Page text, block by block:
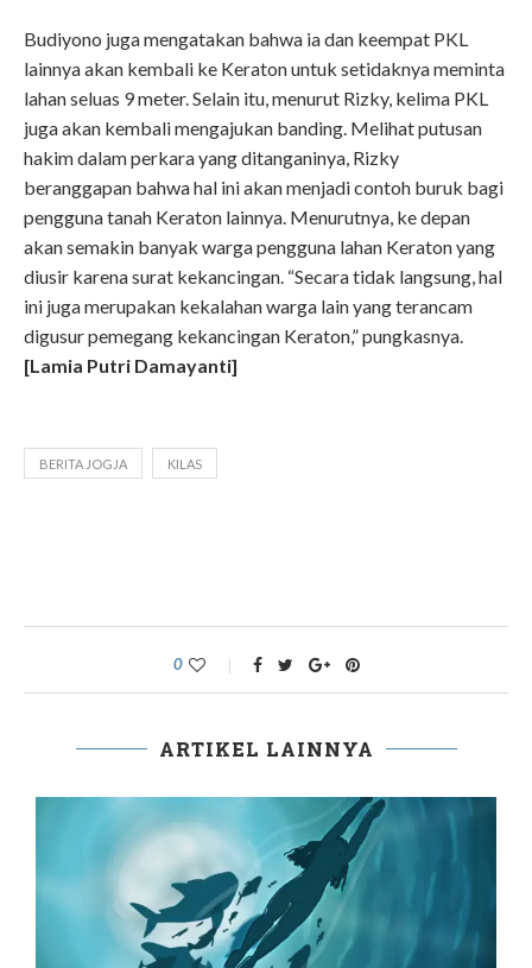
Budiyono juga mengatakan bahwa ia dan keempat PKL
lainnya akan kembali ke Keraton untuk setidaknya meminta
lahan seluas 9 meter. Selain itu, menurut Rizky, kelima PKL
juga akan kembali mengajukan banding. Melihat putusan
hakim dalam perkara yang ditanganinya, Rizky
beranggapan bahwa hal ini akan menjadi contoh buruk bagi
pengguna tanah Keraton lainnya. Menurutnya, ke depan
akan semakin banyak warga pengguna lahan Keraton yang
diusir karena surat kekancingan. “Secara tidak langsung, hal
ini juga merupakan kekalahan warga lain yang terancam
digusur pemegang kekancingan Keraton,” pungkasnya.
[Lamia Putri Damayanti]
BERITA JOGJA KILAS
0
ARTIKEL LAINNYA